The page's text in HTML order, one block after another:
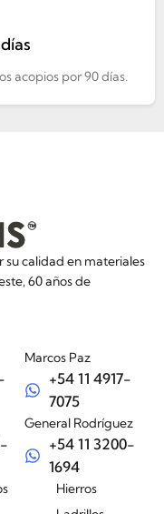
acopios por 90 días.
su calidad en materiales
60 años de
Marcos Paz
+54 11 4917-
7075
General Rodríguez
+54 11 3200-
1694
Hierros